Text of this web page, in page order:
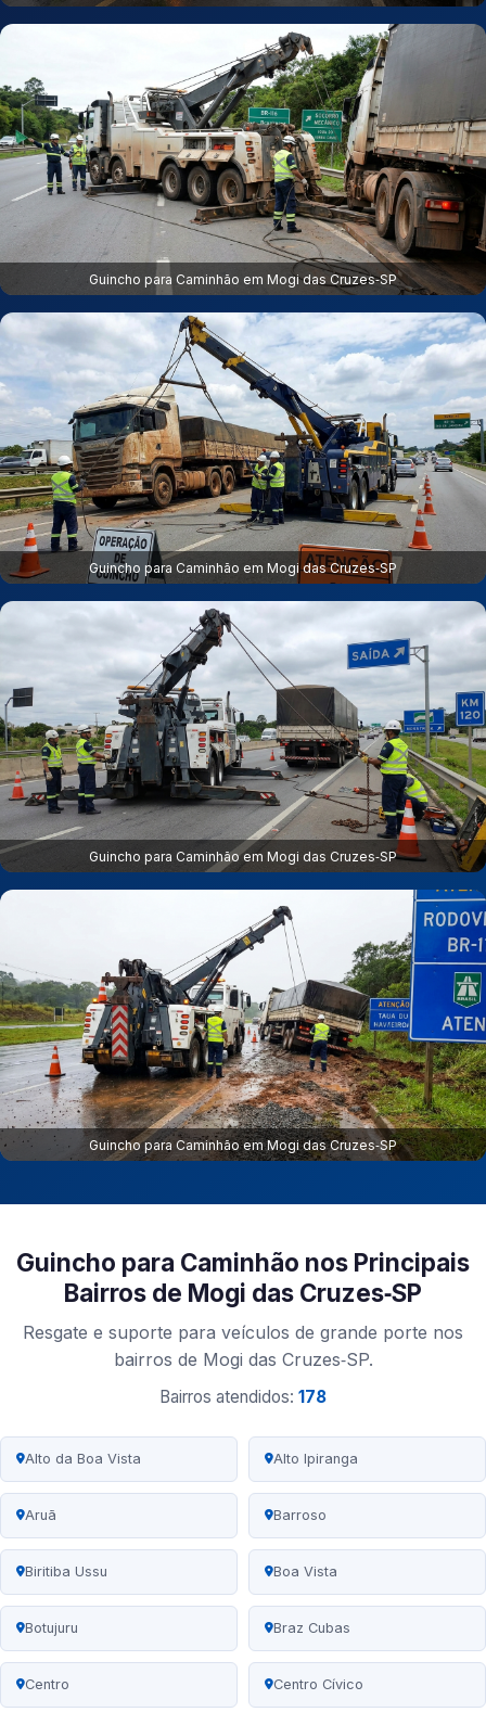
Guincho para Caminhão em Mogi das Cruzes‑SP
Guincho para Caminhão em Mogi das Cruzes‑SP
Guincho para Caminhão em Mogi das Cruzes‑SP
Guincho para Caminhão em Mogi das Cruzes‑SP
Guincho para Caminhão nos Principais
Bairros de Mogi das Cruzes‑SP
Resgate e suporte para veículos de grande porte nos
bairros de Mogi das Cruzes‑SP.
Bairros atendidos: 178
Alto da Boa Vista Alto Ipiranga
Aruã Barroso
Biritiba Ussu Boa Vista
Botujuru Braz Cubas
Centro Centro Cívico